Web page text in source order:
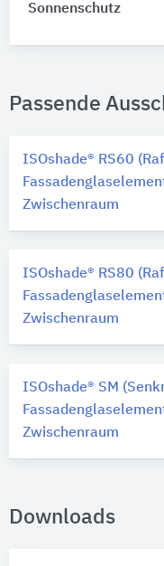
Sonnenschutz
Passende
ISOshade® RS60
Zwischenraum
ISOshade® RS80
Zwischenraum
ISOshade® SM
Zwischenraum
Downloads